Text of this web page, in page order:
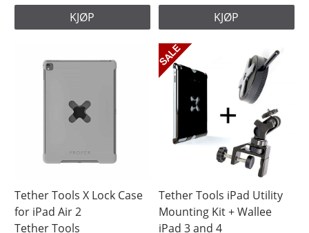
KJØP KJØP
Tether Tools X Lock Case
for iPad Air 2
Tether Tools
Tether Tools iPad Utility
Mounting Kit + Wallee
iPad 3 and 4